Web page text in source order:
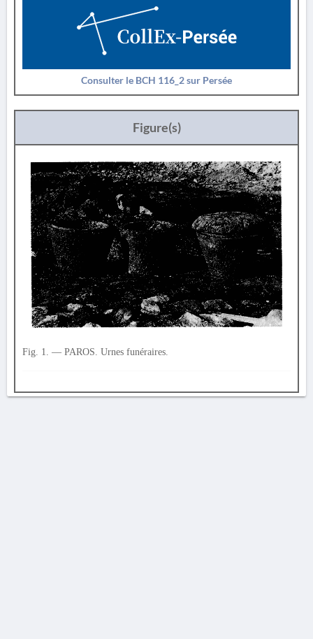
Consulter le BCH 116_2 sur Persée
Figure(s)
Fig. 1. — PAROS. Urnes funéraires.